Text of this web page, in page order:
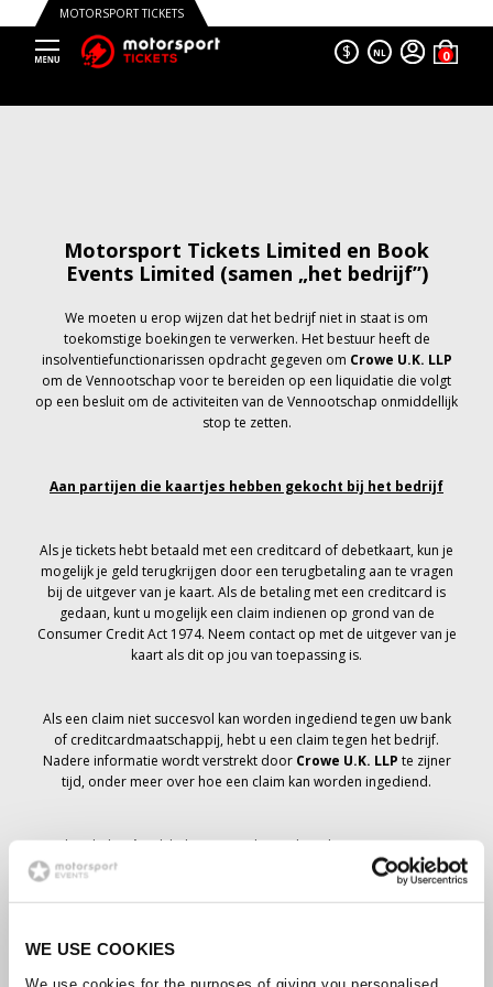
WE USE COOKIES
MOTORSPORT TICKETS
$ NL
Motorsport Tickets Limited en Book
Events Limited (samen „het bedrijf”)
We moeten u erop wijzen dat het bedrijf niet in staat is om
toekomstige boekingen te verwerken. Het bestuur heeft de
insolventiefunctionarissen opdracht gegeven om Crowe U.K. LLP
om de Vennootschap voor te bereiden op een liquidatie die volgt
op een besluit om de activiteiten van de Vennootschap onmiddellijk
stop te zetten.
Aan partijen die kaartjes hebben gekocht bij het bedrijf
Als je tickets hebt betaald met een creditcard of debetkaart, kun je
mogelijk je geld terugkrijgen door een terugbetaling aan te vragen
bij de uitgever van je kaart. Als de betaling met een creditcard is
gedaan, kunt u mogelijk een claim indienen op grond van de
Consumer Credit Act 1974. Neem contact op met de uitgever van je
kaart als dit op jou van toepassing is.
Als een claim niet succesvol kan worden ingediend tegen uw bank
of creditcardmaatschappij, hebt u een claim tegen het bedrijf.
Nadere informatie wordt verstrekt door Crowe U.K. LLP te zijner
tijd, onder meer over hoe een claim kan worden ingediend.
Als je hebtnietIk heb een annuleringsbericht ontvangen met
betrekking tot je ticketbestelling, je boeking is niet geannuleerd en
er wordt verwacht dat je de tickets die je hebt besteld te zijner tijd
zult ontvangen. Het management van het bedrijf werkt samen met